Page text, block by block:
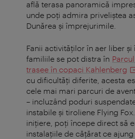
află terasa panoramică
unde poți admira priveliștea
Dunărea și împrejurimile.
Fanii activităților în aer liber și
familiile se pot distra în
trasee în copaci Kahlenberg
cu dificultăți diferite, acesta
cele mai mari parcuri de
– incluzând poduri
instabile și tiroliene Flying
inițiere, poți începe direct să
instalațiile de cățărat ce